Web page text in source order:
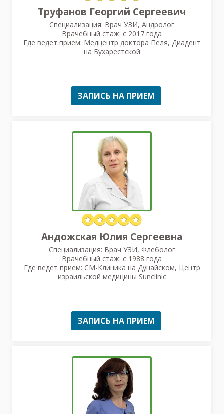
Труфанов Георгий Сергеевич
Специализация: Врач УЗИ, Андролог
Врачебный стаж: с 2017 года
Где ведет прием: Медцентр доктора Пеля, Диадент
на Бухарестской
ЗАПИСЬ НА ПРИЕМ
Андожская Юлия Сергеевна
Специализация: Врач УЗИ, Флеболог
Врачебный стаж: с 1988 года
Где ведет прием: СМ-Клиника на Дунайском, Центр
израильской медицины Sunclinic
ЗАПИСЬ НА ПРИЕМ